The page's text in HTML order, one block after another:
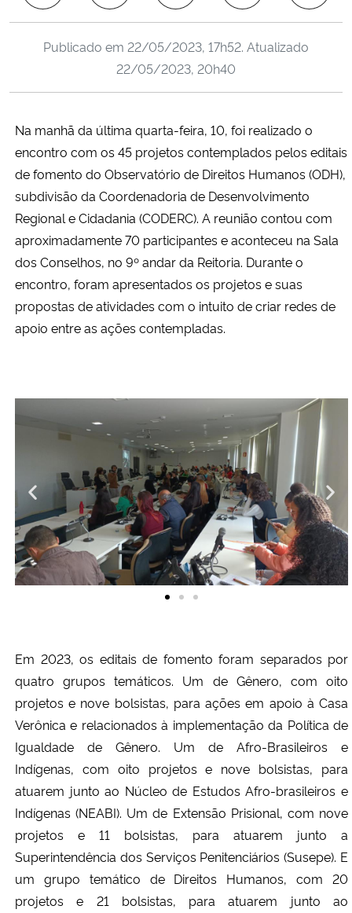
Controladoria-Geral da União
Ministério da Mulher, da Família e dos Direitos Humanos
Secretaria-Geral
Secretaria de Governo
Gabinete de Segurança Institucional
Publicado em 22/05/2023, 17h52. Atualizado
22/05/2023, 20h40
Na manhã da última quarta-feira, 10, foi realizado o
encontro com os 45 projetos contemplados pelos editais
de fomento do Observatório de Direitos Humanos (ODH),
subdivisão da Coordenadoria de Desenvolvimento
Regional e Cidadania (CODERC). A reunião contou com
aproximadamente 70 participantes e aconteceu na Sala
dos Conselhos, no 9º andar da Reitoria. Durante o
encontro, foram apresentados os projetos e suas
propostas de atividades com o intuito de criar redes de
apoio entre as ações contempladas.
Em 2023, os editais de fomento foram separados por
quatro grupos temáticos. Um de Gênero, com oito
projetos e nove bolsistas, para ações em apoio à Casa
Verônica e relacionados à implementação da Política de
Igualdade de Gênero. Um de Afro-Brasileiros e
Indígenas, com oito projetos e nove bolsistas, para
atuarem junto ao Núcleo de Estudos Afro-brasileiros e
Indígenas (NEABI). Um de Extensão Prisional, com nove
projetos e 11 bolsistas, para atuarem junto a
Superintendência dos Serviços Penitenciários (Susepe). E
um grupo temático de Direitos Humanos, com 20
projetos e 21 bolsistas, para atuarem junto ao